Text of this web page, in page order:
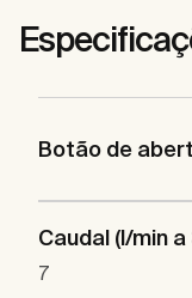
Botão de
Caudal (l/min
7